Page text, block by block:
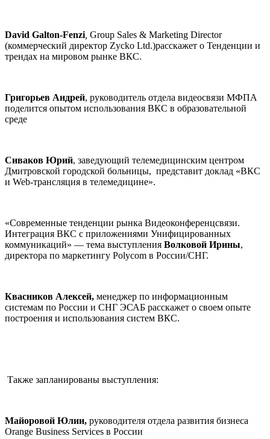
David Galton-Fenzi Group Sales & Marketing Director
(коммерческий директор Zycko Ltd.)расскажет о Тенденции и
трендах на мировом рынке ВКС.
Григорьев Андрей, руководитель отдела видеосвязи МФПА
поделится опытом использования ВКС в образовательной
среде
Сиваков Юрий, заведующий телемедицинским центром
Дмитровской городской больницы, представит доклад «ВКС
и Web-трансляция в телемедицине».
«Современные тенденции рынка Видеоконференцсвязи.
Интеграция ВКС с приложениями Унифицированных
коммуникаций» — тема выступления Волковой Ирины,
директора по маркетингу Polycom в России/СНГ.
Квасников Алексей, менеджер по информационным
системам по России и СНГ ЭСАБ расскажет о своем опыте
построения и использования систем ВКС.
Также запланированы выступления:
Майоровой Юлии, руководителя отдела развития бизнеса
Orange Business Services в России